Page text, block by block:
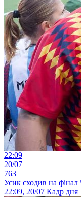
22:09
20/07
763
Усик сходив на
22:09, 20/07 Кадр дня